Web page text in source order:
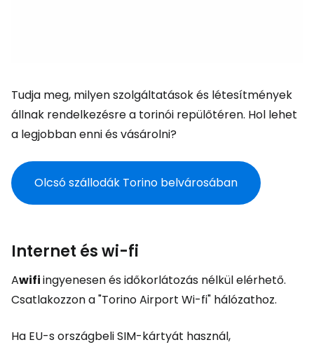
Tudja meg, milyen szolgáltatások és létesítmények
állnak rendelkezésre a torinói repülőtéren. Hol lehet
a legjobban enni és vásárolni?
Olcsó szállodák Torino belvárosában
Internet és wi-fi
Awifiingyenesen és időkorlátozás nélkül elérhető.
Csatlakozzon a "Torino Airport Wi-fi" hálózathoz.
Ha EU-s országbeli SIM-kártyát használ,